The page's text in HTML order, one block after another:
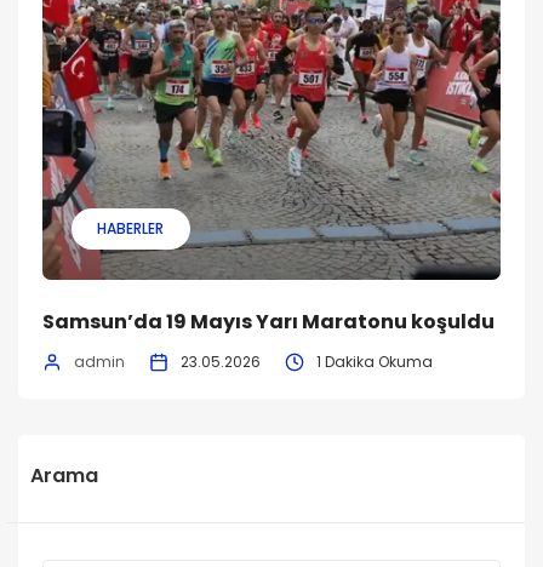
HABERLER
Samsun’da 19 Mayıs Yarı Maratonu koşuldu
admin 23.05.2026 1 Dakika Okuma
Arama